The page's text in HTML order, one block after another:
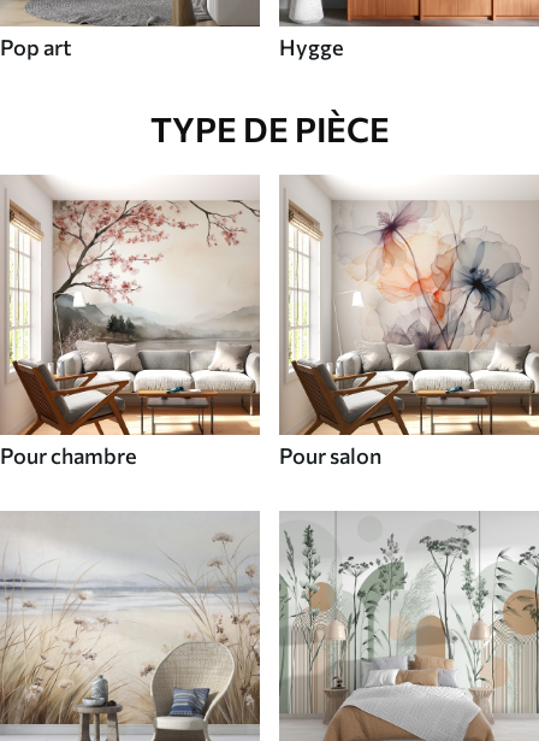
Pop art Hygge
TYPE DE PIÈCE
Pour chambre Pour salon